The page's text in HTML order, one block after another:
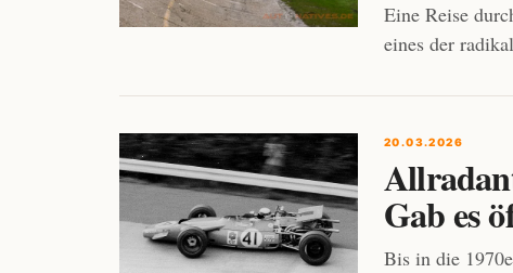
Eine Reise
eines der
20.03.2026
Gab es
Bis in die